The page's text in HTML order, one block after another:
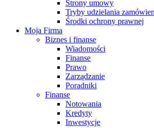
Strony umowy
Tryby udzielania
Środki ochrony prawnej
Moja Firma
Biznes i finanse
Wiadomości
Finanse
Prawo
Zarządzanie
Poradniki
Finanse
Notowania
Kredyty
Inwestycje